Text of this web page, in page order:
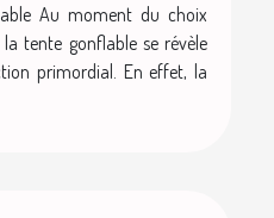
Au moment du choix
tente gonflable se révèle
primordial. En effet, la